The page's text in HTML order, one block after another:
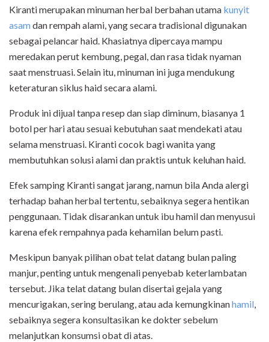
Kiranti merupakan minuman herbal berbahan utama kunyit
asamdan rempah alami, yang secara tradisional digunakan
sebagai pelancar haid. Khasiatnya dipercaya mampu
meredakan perut kembung, pegal, dan rasa tidak nyaman
saat menstruasi. Selain itu, minuman ini juga mendukung
keteraturan siklus haid secara alami.
Produk ini dijual tanpa resep dan siap diminum, biasanya 1
botol per hari atau sesuai kebutuhan saat mendekati atau
selama menstruasi. Kiranti cocok bagi wanita yang
membutuhkan solusi alami dan praktis untuk keluhan haid.
Efek samping Kiranti sangat jarang, namun bila Anda alergi
terhadap bahan herbal tertentu, sebaiknya segera hentikan
penggunaan. Tidak disarankan untuk ibu hamil dan menyusui
karena efek rempahnya pada kehamilan belum pasti.
Meskipun banyak pilihan obat telat datang bulan paling
manjur, penting untuk mengenali penyebab keterlambatan
tersebut. Jika telat datang bulan disertai gejala yang
mencurigakan, sering berulang, atau ada kemungkinanhamil,
sebaiknya segera konsultasikan ke dokter sebelum
melanjutkan konsumsi obat di atas.